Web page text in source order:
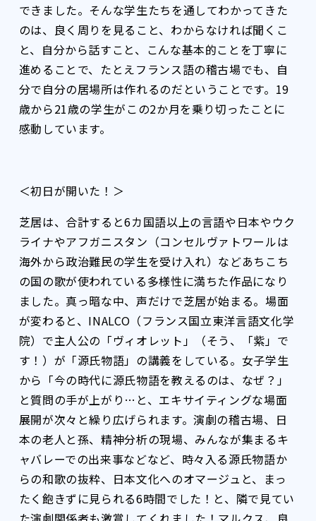
できました。そんな学生たちを通してわかってきた
のは、良く周りを見ること、わからなければ聞くこ
と、自分から話すこと、こんな基本的ことを丁寧に
進めることで、たとえフランス語の稽古場でも、自
分で自分の居場所は作れるのだということです。19
歳から21歳の学生がこの2か月を乗り切ったことに
感動しています。
＜初日が開いた！＞
芝居は、合計すると6カ国語以上の言語や日本やウク
ライナやアフガニスタン（コンセルヴァトワールは
海外から政治難民の学生を受け入れ）などあちこち
の国の歌が使われている多様性に満ちた作品になり
ました。真っ暗な中、声だけで芝居が始まる。場面
が変わると、INALCO（フランス国立東洋言語文化学
院）で主人公の「ヴィオレット」（そう、「紫」で
す！）が「源氏物語」の講義をしている。女子学生
から「今の時代に源氏物語を教えるのは、なぜ？」
と質問の手が上がり…と、エキサイティングな場面
展開が次々と繰り広げられます。演劇の稽古場、日
本の老人と孫、精神分析の現場、みんなが集まるキ
ャバレーでの出来事などなど、時々入る源氏物語か
らの和歌の抜粋、日本文化へのオマージュと、まっ
たく飽きずに見られる6時間でした！と、隣で見てい